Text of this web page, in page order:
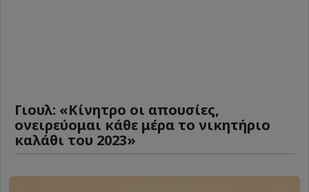
Γιουλ: «Κίνητρο οι απουσίες,
ονειρεύομαι κάθε μέρα το νικητήριο
καλάθι του 2023»